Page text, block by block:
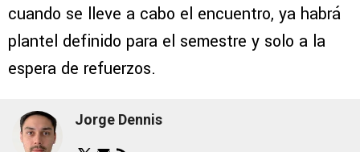
cuando se lleve a cabo el encuentro, ya habrá
plantel definido para el semestre y solo a la
espera de refuerzos.
Jorge Dennis